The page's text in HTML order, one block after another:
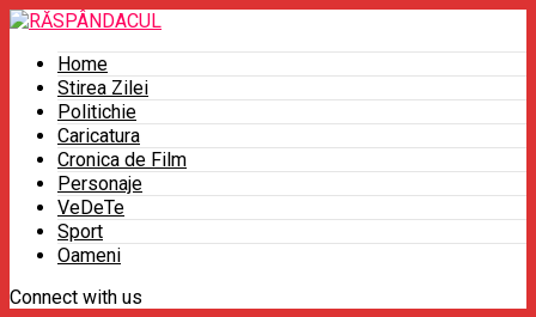
Home
Stirea Zilei
Politichie
Caricatura
Cronica de Film
Personaje
VeDeTe
Sport
Oameni
Connect with us